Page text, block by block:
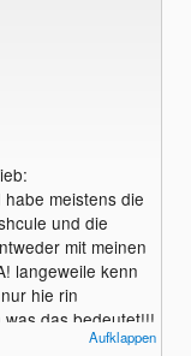
meistens die
und die
mit meinen
langeweile kenn
hie rin
das bedeutet!!!
ihc nru so rum!!Aufklappen